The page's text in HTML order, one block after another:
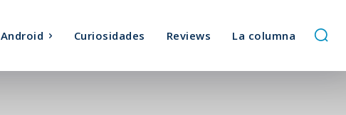
Android Curiosidades Reviews La columna